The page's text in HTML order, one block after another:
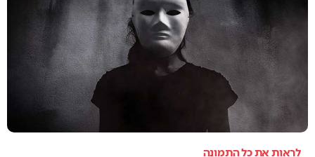
לראות את כל התמונה